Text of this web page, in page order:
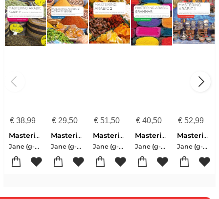
€38,99
Mastering Arabic Script: A Guide To Handwriting
Jane (g-and-w Publishing Wightwick-Mahmoud (g-and-w Publishing Gaafar
€29,50
Mastering Arabic 2 Activity Book
Jane (g-and-w Publishing Wightwick-Mahmoud (g-and-w Publishing Gaafar
€ 51,50
Mastering Arabic 2
Jane (g-and-w Publishing Wightwick-Mahmoud (g-and-w Publishing Gaafar
€ 40,50
Mastering Arabic Grammar
Jane (g-and-w Publishing Wightwick-Mahmoud (g-and-w Publishing Gaafar
€ 52,99
Mastering Arabic 1
Jane (g-and-w Publishing Wightwick-Mahmoud (g-and-w Publishing Gaafar